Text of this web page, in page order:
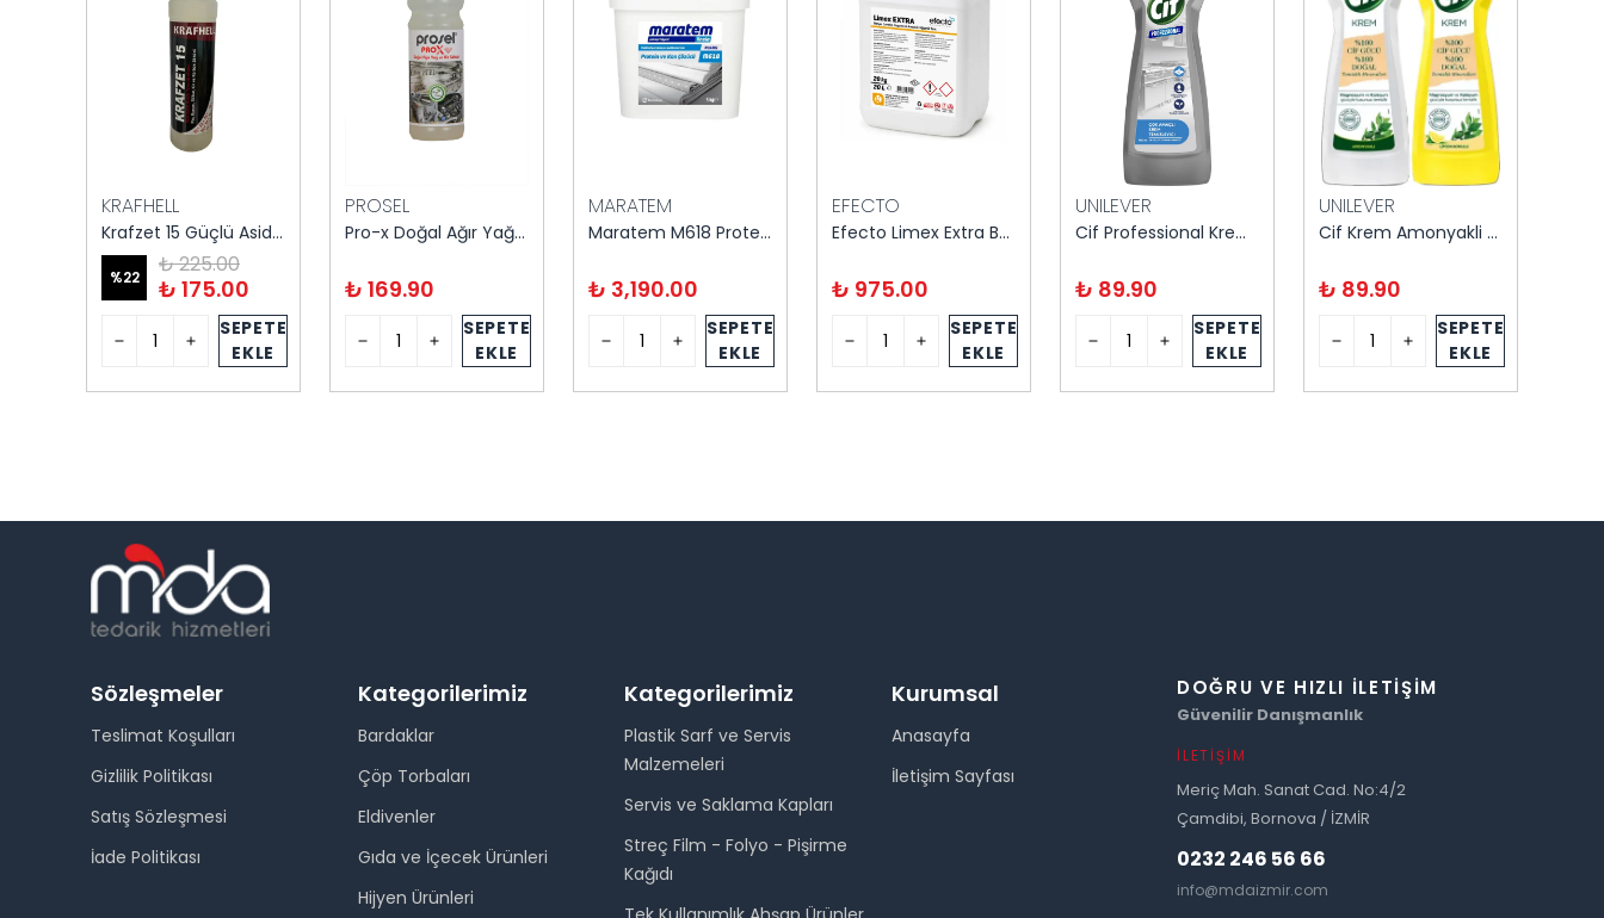
KRAFHELL
Krafzet 15 Güçlü Asidik Temizlik Ürünü – Profesyonel Kireç ve Pas Sökücü
%22 ₺ 225.00
₺ 175.00
SEPETE
EKLE
PROSEL
Pro-x Doğal Ağır Yağ ve Kir Sökücü 1 kg
₺ 169.90
SEPETE
EKLE
MARATEM
Maratem M618 Protein ve Kan Çözücü Toz 5 kg
₺ 3,190.00
SEPETE
EKLE
EFECTO
Efecto Limex Extra Banyo Fayans Temz. 20 kg
₺ 975.00
SEPETE
EKLE
UNILEVER
Cif Professional Krem Temizleyici – Çok Amaçlı, 750 ml
₺ 89.90
SEPETE
EKLE
UNILEVER
Cif Krem Amonyakli Ultra Hijyen 750 ml
₺ 89.90
SEPETE
EKLE
Sözleşmeler
Teslimat Koşulları
Gizlilik Politikası
Satış Sözleşmesi
İade Politikası
Kategorilerimiz
Bardaklar
Çöp Torbaları
Eldivenler
Gıda ve İçecek Ürünleri
Hijyen Ürünleri
Kategorilerimiz
Plastik Sarf ve Servis
Malzemeleri
Servis ve Saklama Kapları
Streç Film - Folyo - Pişirme
Kağıdı
Kurumsal
Anasayfa
İletişim Sayfası
DOĞRU VE HIZLI İLETIŞIM
Güvenilir Danışmanlık
İLETIŞIM
Meriç Mah. Sanat Cad. No:4/2
Çamdibi, Bornova / İZMİR
0232 246 56 66
info@mdaizmir.com